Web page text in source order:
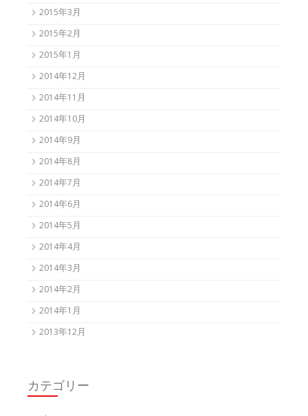
2015年3月
2015年2月
2015年1月
2014年12月
2014年11月
2014年10月
2014年9月
2014年8月
2014年7月
2014年6月
2014年5月
2014年4月
2014年3月
2014年2月
2014年1月
2013年12月
カテゴリー